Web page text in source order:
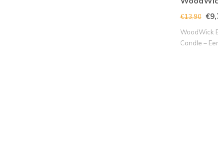
€13,90
WoodWick
Candle –